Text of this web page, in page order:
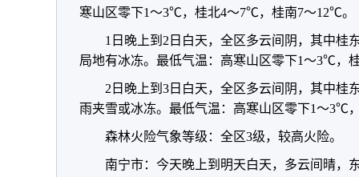
寒山区零下1～3℃，桂北4～7℃，桂南7～12℃。
1日晚上到2日白天，全区多云间阴，其中桂
局地有冰冻。最低气温：高寒山区零下1～3℃，
2日晚上到3日白天，全区多云间阴，其中桂
雨夹雪或冰冻。最低气温：高寒山区零下1～3℃
森林火险气象等级：全区3级，较高火险。
南宁市：今天晚上到明天白天，多云间晴，